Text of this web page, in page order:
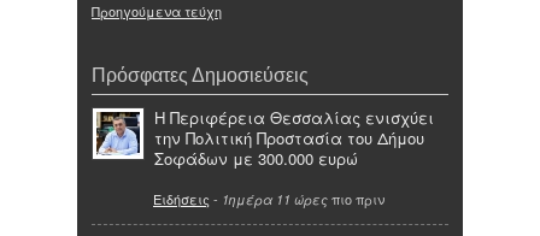
Προηγούμενα τεύχη
Πρόσφατες Δημοσιεύσεις
Η Περιφέρεια Θεσσαλίας ενισχύει
την Πολιτική Προστασία του Δήμου
Σοφάδων με 300.000 ευρώ
Ειδήσεις - 1ημέρα 11 ώρες πιο πριν